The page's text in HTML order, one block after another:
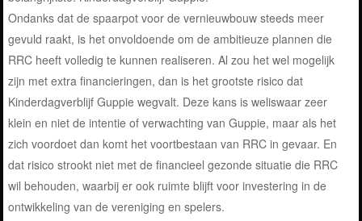
Ondanks dat de spaarpot voor de vernieuwbouw steeds meer
gevuld raakt, is het onvoldoende om de ambitieuze plannen die
RRC heeft volledig te kunnen realiseren. Al zou het wel mogelijk
zijn met extra financieringen, dan is het grootste risico dat
Kinderdagverblijf Guppie wegvalt. Deze kans is weliswaar zeer
klein en niet de intentie of verwachting van Guppie, maar als het
zich voordoet dan komt het voortbestaan van RRC in gevaar. En
dat risico strookt niet met de financieel gezonde situatie die RRC
wil behouden, waarbij er ook ruimte blijft voor investering in de
ontwikkeling van de vereniging en spelers.